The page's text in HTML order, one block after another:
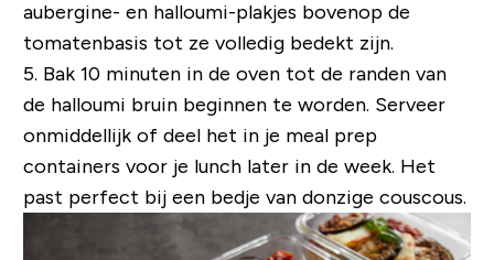
aubergine- en halloumi-plakjes bovenop de
tomatenbasis tot ze volledig bedekt zijn.
5. Bak 10 minuten in de oven tot de randen van
de halloumi bruin beginnen te worden. Serveer
onmiddellijk of deel het in je meal prep
containers voor je lunch later in de week. Het
past perfect bij een bedje van donzige couscous.